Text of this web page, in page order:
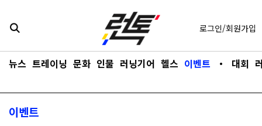
바로가기
뉴스 트레이닝 문화 인물 러닝기어 헬스 이벤트 ・ 대회
로그인/회원가입
이벤트